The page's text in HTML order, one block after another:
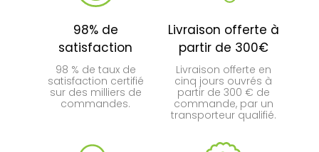
98% de
satisfaction
98 % de taux de
satisfaction certifié
sur des milliers de
commandes.
Livraison offerte à
partir de 300€
Livraison offerte en
cinq jours ouvrés à
partir de 300 € de
commande, par un
transporteur qualifié.